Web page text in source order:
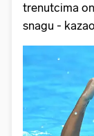
trenutcima
snagu -